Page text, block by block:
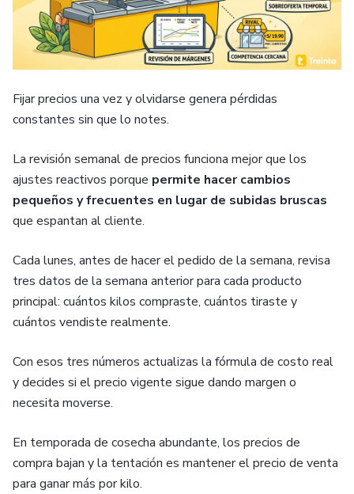
Fijar precios una vez y olvidarse genera pérdidas
constantes sin que lo notes.
La revisión semanal de precios funciona mejor que los
ajustes reactivos porque permite hacer cambios
pequeños y frecuentes en lugar de subidas bruscas
que espantan al cliente.
Cada lunes, antes de hacer el pedido de la semana, revisa
tres datos de la semana anterior para cada producto
principal: cuántos kilos compraste, cuántos tiraste y
cuántos vendiste realmente.
Con esos tres números actualizas la fórmula de costo real
y decides si el precio vigente sigue dando margen o
necesita moverse.
En temporada de cosecha abundante, los precios de
compra bajan y la tentación es mantener el precio de venta
para ganar más por kilo.